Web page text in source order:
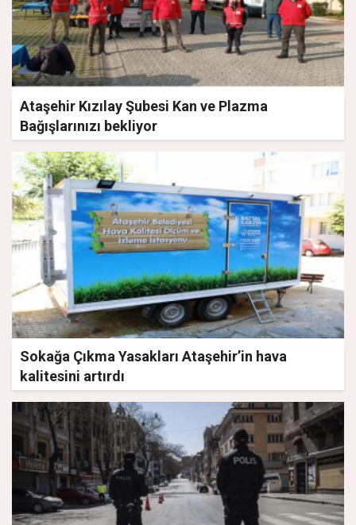
Ataşehir Kızılay Şubesi Kan ve Plazma
Bağışlarınızı bekliyor
Sokağa Çıkma Yasakları Ataşehir’in hava
kalitesini artırdı